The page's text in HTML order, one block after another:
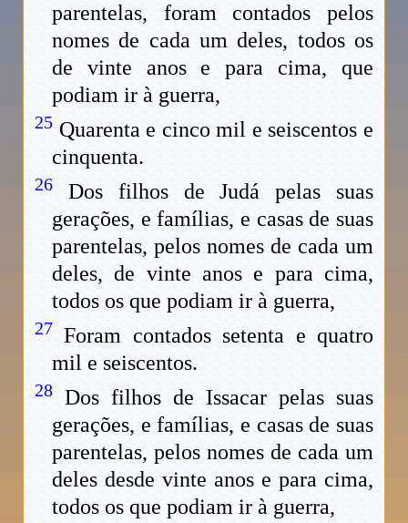
parentelas, foram contados pelos
nomes de cada um deles, todos os
de vinte anos e para cima, que
podiam ir à guerra,
25 Quarenta e cinco mil e seiscentos e
cinquenta.
26
Dos filhos de Judá pelas suas
gerações, e famílias, e casas de suas
parentelas, pelos nomes de cada um
deles, de vinte anos e para cima,
todos os que podiam ir à guerra,
27 Foram contados setenta e quatro
mil e seiscentos.
28 Dos filhos de Issacar pelas suas
gerações, e famílias, e casas de suas
parentelas, pelos nomes de cada um
deles desde vinte anos e para cima,
todos os que podiam ir à guerra,